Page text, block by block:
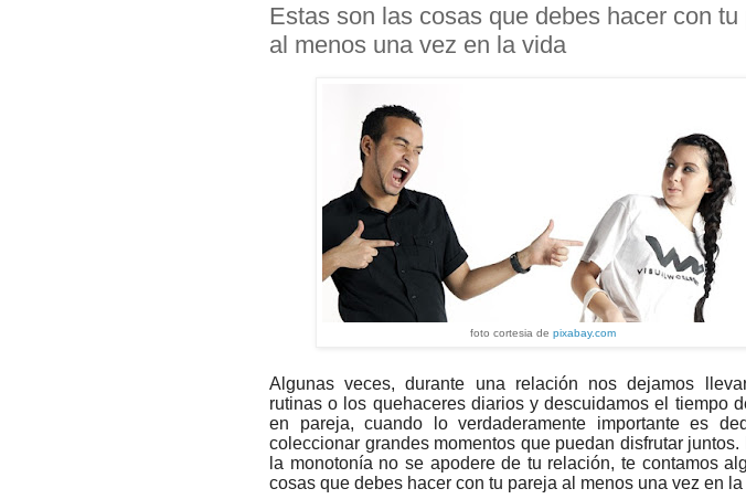
Estas son las cosas que debes hacer con tu
al menos una vez en la vida
foto cortesia de pixabay.com
Algunas veces, durante una relación nos dejamos
rutinas o los quehaceres diarios y descuidamos el tiempo
en pareja, cuando lo verdaderamente importante es
coleccionar grandes momentos que puedan disfrutar juntos.
la monotonía no se apodere de tu relación, te contamos
cosas que debes hacer con tu pareja al menos una vez en la